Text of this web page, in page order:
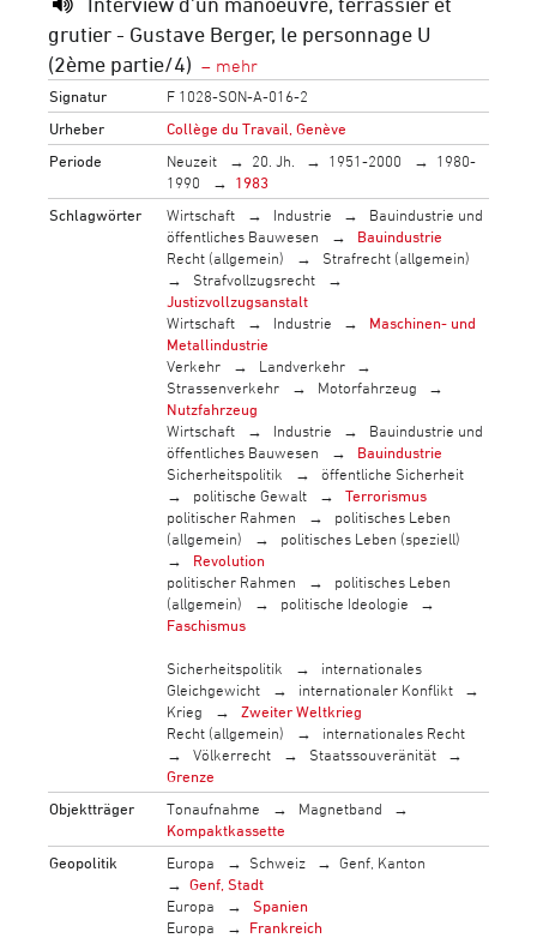
grutier - Gustave Berger, le personnage U
(2ème partie/4)
Signatur
F 1028-SON-A-016-2
Urheber
Collège du Travail, Genève
Periode
Neuzeit 20. Jh. 1951-2000
1980-
1990
1983
Schlagwörter
Wirtschaft Industrie
Bauindustrie und
öffentliches Bauwesen
Bauindustrie
Recht (allgemein)
Strafrecht (allgemein)
Strafvollzugsrecht
Justizvollzugsanstalt
Wirtschaft
Industrie
Maschinen- und
Metallindustrie
Verkehr
Landverkehr
Strassenverkehr
Motorfahrzeug
Nutzfahrzeug
Wirtschaft
Industrie
Bauindustrie und
öffentliches Bauwesen
Bauindustrie
Sicherheitspolitik
öffentliche Sicherheit
politische Gewalt
Terrorismus
politischer Rahmen
politisches Leben
(allgemein)
politisches Leben (speziell)
Revolution
politischer Rahmen
politisches Leben
(allgemein)
politische Ideologie
Faschismus
Sicherheitspolitik
internationales
Gleichgewicht
internationaler Konflikt
Krieg
Zweiter Weltkrieg
Recht (allgemein)
internationales Recht
Völkerrecht
Staatssouveränität
Grenze
Objektträger
Tonaufnahme
Magnetband
Kompaktkassette
Geopolitik
Europa Schweiz
Genf, Kanton
Genf, Stadt
Europa
Spanien
Europa
Frankreich